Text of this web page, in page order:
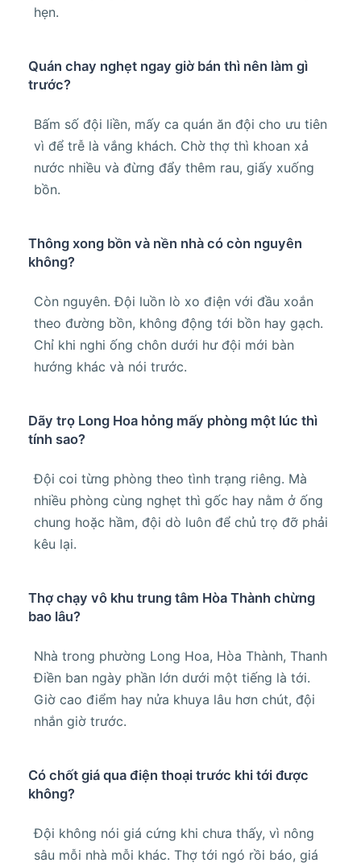
hẹn.
Quán chay nghẹt ngay giờ bán thì nên làm gì
trước?
Bấm số đội liền, mấy ca quán ăn đội cho ưu tiên
vì để trễ là vắng khách. Chờ thợ thì khoan xả
nước nhiều và đừng đẩy thêm rau, giấy xuống
bồn.
Thông xong bồn và nền nhà có còn nguyên
không?
Còn nguyên. Đội luồn lò xo điện với đầu xoắn
theo đường bồn, không động tới bồn hay gạch.
Chỉ khi nghi ống chôn dưới hư đội mới bàn
hướng khác và nói trước.
Dãy trọ Long Hoa hỏng mấy phòng một lúc thì
tính sao?
Đội coi từng phòng theo tình trạng riêng. Mà
nhiều phòng cùng nghẹt thì gốc hay nằm ở ống
chung hoặc hầm, đội dò luôn để chủ trọ đỡ phải
kêu lại.
Thợ chạy vô khu trung tâm Hòa Thành chừng
bao lâu?
Nhà trong phường Long Hoa, Hòa Thành, Thanh
Điền ban ngày phần lớn dưới một tiếng là tới.
Giờ cao điểm hay nửa khuya lâu hơn chút, đội
nhắn giờ trước.
Có chốt giá qua điện thoại trước khi tới được
không?
Đội không nói giá cứng khi chưa thấy, vì nông
sâu mỗi nhà mỗi khác. Thợ tới ngó rồi báo, giá